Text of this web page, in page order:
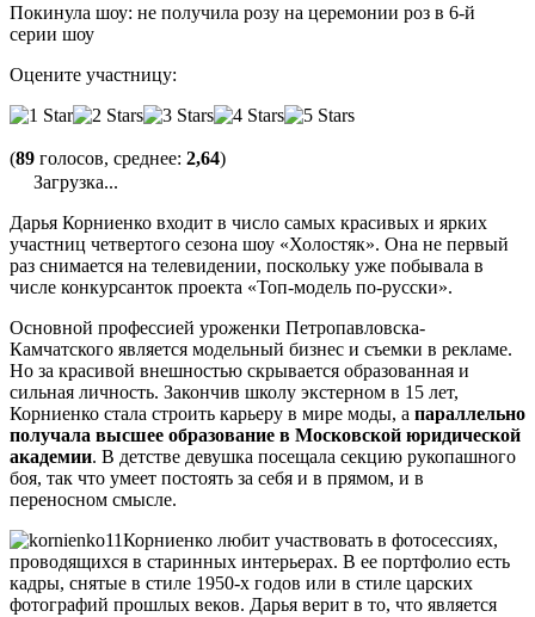
Покинула шоу: не получила розу на церемонии роз в 6-й
серии шоу
Оцените участницу:
(89 голосов, среднее: 2,64)
Загрузка...
Дарья Корниенко входит в число самых красивых и ярких
участниц четвертого сезона шоу «Холостяк». Она не первый
раз снимается на телевидении, поскольку уже побывала в
числе конкурсанток проекта «Топ-модель по-русски».
Основной профессией уроженки Петропавловска-
Камчатского является модельный бизнес и съемки в рекламе.
Но за красивой внешностью скрывается образованная и
сильная личность. Закончив школу экстерном в 15 лет,
Корниенко стала строить карьеру в мире моды, а параллельно
получала высшее образование в Московской юридической
академии. В детстве девушка посещала секцию рукопашного
боя, так что умеет постоять за себя и в прямом, и в
переносном смысле.
Корниенко любит участвовать в фотосессиях,
проводящихся в старинных интерьерах. В ее портфолио есть
кадры, снятые в стиле 1950-х годов или в стиле царских
фотографий прошлых веков. Дарья верит в то, что является